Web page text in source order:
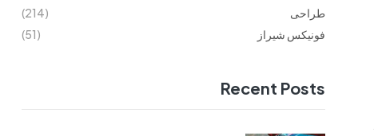
طراحی
(214)
فونیکس شیراز
(51)
Recent Posts